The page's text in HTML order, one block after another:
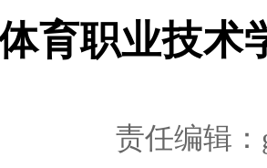
育职业技术
责任编辑